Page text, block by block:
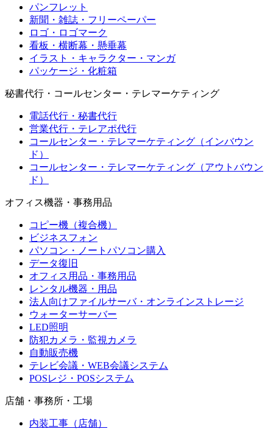
パンフレット
新聞・雑誌・フリーペーパー
ロゴ・ロゴマーク
看板・横断幕・懸垂幕
イラスト・キャラクター・マンガ
パッケージ・化粧箱
秘書代行・コールセンター・テレマーケティング
電話代行・秘書代行
営業代行・テレアポ代行
コールセンター・テレマーケティング（インバウン
ド）
コールセンター・テレマーケティング（アウトバウン
ド）
オフィス機器・事務用品
コピー機（複合機）
ビジネスフォン
パソコン・ノートパソコン購入
データ復旧
オフィス用品・事務用品
レンタル機器・用品
法人向けファイルサーバ・オンラインストレージ
ウォーターサーバー
LED照明
防犯カメラ・監視カメラ
自動販売機
テレビ会議・WEB会議システム
POSレジ・POSシステム
店舗・事務所・工場
内装工事（店舗）